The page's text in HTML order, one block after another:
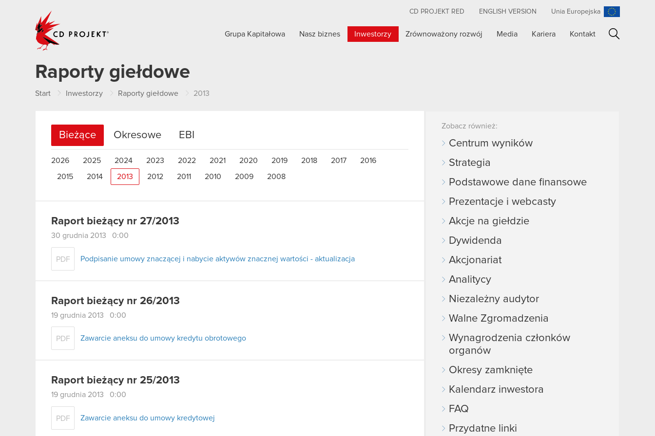
CD PROJEKT RED ENGLISH VERSION Unia Europejska
Grupa Kapitałowa Nasz biznes Inwestorzy Zrównoważony rozwój Media Kariera Kontakt
Raporty giełdowe
Start Inwestorzy Raporty giełdowe 2013
Bieżące Okresowe EBI
2026 2025 2024 2023 2022 2021 2020 2019 2018 2017 2016
2015 2014 2013 2012 2011 2010 2009 2008
Raport bieżący nr 27/2013
30 grudnia 2013 0:00
PDF Podpisanie umowy znaczącej i nabycie aktywów znacznej wartości - aktualizacja
Raport bieżący nr 26/2013
19 grudnia 2013 0:00
PDF Zawarcie aneksu do umowy kredytu obrotowego
Raport bieżący nr 25/2013
19 grudnia 2013 0:00
PDF Zawarcie aneksu do umowy kredytowej
Zobacz również:
Centrum wyników
Strategia
Podstawowe dane finansowe
Prezentacje i webcasty
Akcje na giełdzie
Dywidenda
Akcjonariat
Analitycy
Niezależny audytor
Walne Zgromadzenia
Wynagrodzenia członków
organów
Okresy zamknięte
Kalendarz inwestora
FAQ
Przydatne linki